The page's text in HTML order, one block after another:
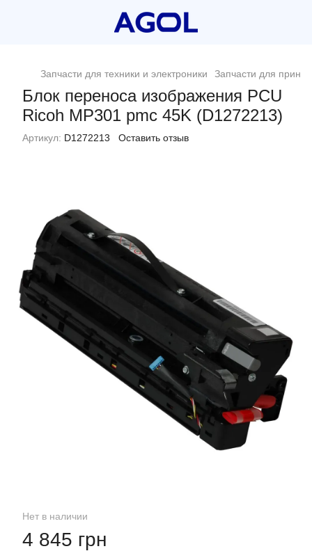
Запчасти для техники и электроники Запчасти для
Блок переноса изображения PCU
Ricoh MP301 pmc 45K (D1272213)
Артикул: D1272213 Оставить отзыв
Нет в наличии
4 845 грн